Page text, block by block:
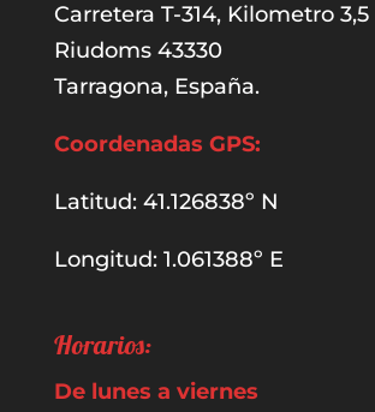
Carretera T-314, Kilometro 3,5
Riudoms 43330
Tarragona, España.
Coordenadas GPS:
Latitud: 41.126838º N
Longitud: 1.061388º E
Horarios:
De lunes a viernes